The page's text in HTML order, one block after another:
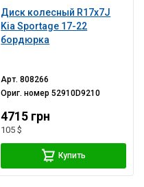
Диск колесный R17x7J
Kia Sportage 17-22
бордюрка
Арт.808266
Ориг. номер52910D9210
4715 грн
105 $
Купить